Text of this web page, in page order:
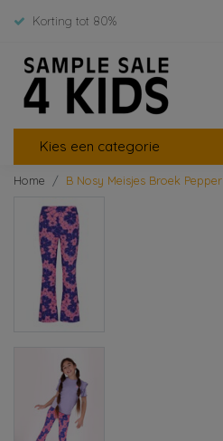
Korting tot 80%
Kies een categorie
Home B Nosy Meisjes Broek Pepper